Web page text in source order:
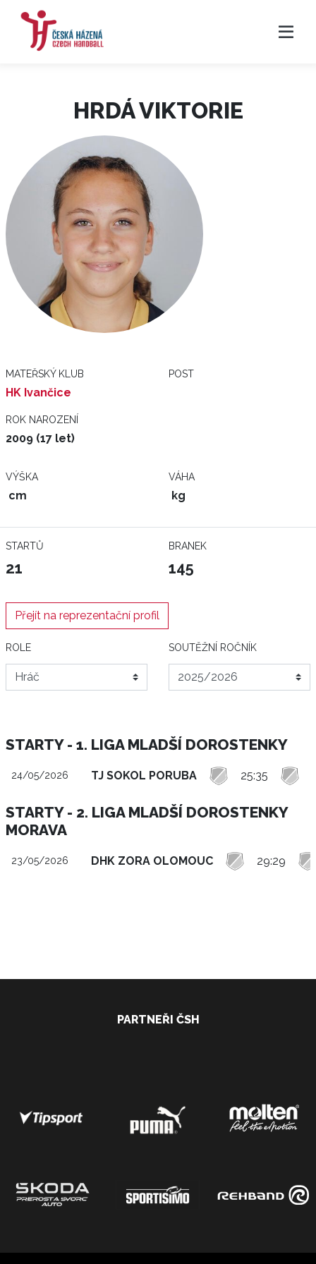
HRDÁ VIKTORIE
MATEŘSKÝ KLUB
HK Ivančice
POST
ROK NAROZENÍ
2009 (17 let)
VÝŠKA
cm
VÁHA
kg
STARTŮ
21
BRANEK
145
Přejít na reprezentační profil
ROLE SOUTĚŽNÍ ROČNÍK
STARTY - 1. LIGA MLADŠÍ DOROSTENKY
24/05/2026 TJ SOKOL PORUBA 25:35
STARTY - 2. LIGA MLADŠÍ DOROSTENKY
MORAVA
23/05/2026 DHK ZORA OLOMOUC 29:29
PARTNEŘI ČSH